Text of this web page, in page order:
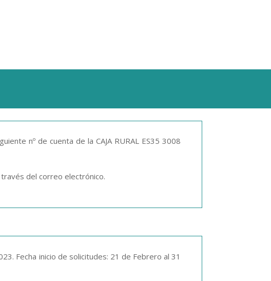
nº de cuenta de la CAJA RURAL ES35 3008
del correo electrónico.
Fecha inicio de solicitudes: 21 de Febrero al 31